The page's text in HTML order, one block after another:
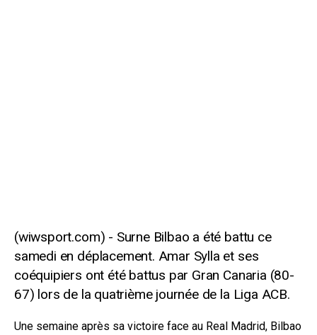
Surne Bilbao a été battu ce
samedi en déplacement. Amar Sylla et ses
coéquipiers ont été battus par Gran Canaria (80-
67) lors de la quatrième journée de la Liga ACB.
Une semaine après sa victoire face au Real Madrid, Bilbao